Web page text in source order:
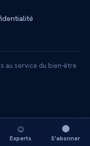
☺
Experts
●
S'abonner
au service du bien-être